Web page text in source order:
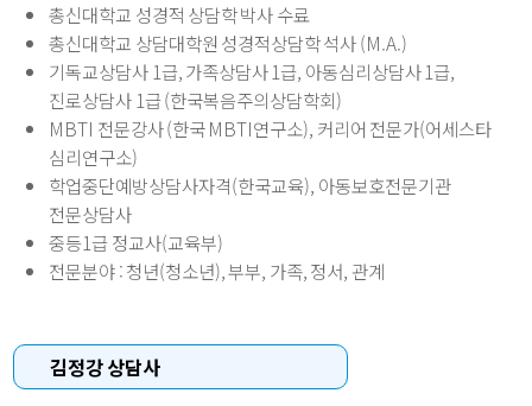
총신대학교 성경적 상담학 박사 수료
총신대학교 상담대학원 성경적상담학 석사 (M.A.)
기독교상담사 1급, 가족상담사 1급, 아동심리상담사 1급,
진로상담사 1급 (한국복음주의상담학회)
MBTI 전문강사 (한국 MBTI연구소), 커리어 전문가(어세스타
심리연구소)
학업중단예방상담사자격(한국교육), 아동보호전문기관
전문상담사
중등1급 정교사(교육부)
전문분야: 청년(청소년), 부부, 가족, 정서, 관계
김정강 상담사